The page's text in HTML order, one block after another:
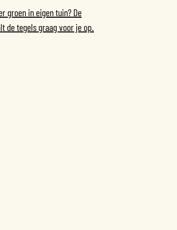
groen in eigen tuin? De
de tegels graag voor je op.